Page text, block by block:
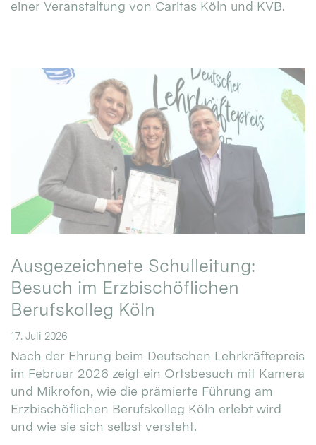
einer Veranstaltung von Caritas Köln und KVB.
Ausgezeichnete Schulleitung:
Besuch im Erzbischöflichen
Berufskolleg Köln
17. Juli 2026
Nach der Ehrung beim Deutschen Lehrkräftepreis
im Februar 2026 zeigt ein Ortsbesuch mit Kamera
und Mikrofon, wie die prämierte Führung am
Erzbischöflichen Berufskolleg Köln erlebt wird
und wie sie sich selbst versteht.